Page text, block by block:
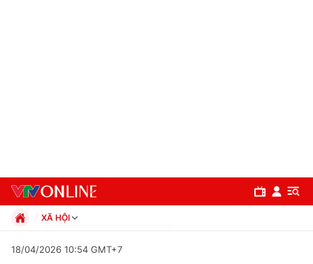
XÃ HỘI
Xã hội
18/04/2026 10:54 GMT+7